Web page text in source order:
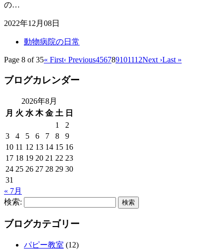
の…
2022年12月08日
動物病院の日常
Page 8 of 35« First‹ Previous456789101112Next ›Last »
ブログカレンダー
2026年8月
月 火 水 木 金 土 日
1
2
3
4 5 6 7 8
9
10 11 12 13 14 15 16
17 18 19 20 21 22 23
24 25 26 27 28 29 30
31
« 7月
検索:
ブログカテゴリー
パピー教室 (12)